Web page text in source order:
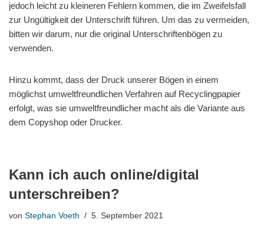
jedoch leicht zu kleineren Fehlern kommen, die im Zweifelsfall
zur Ungültigkeit der Unterschrift führen. Um das zu vermeiden,
bitten wir darum, nur die original Unterschriftenbögen zu
verwenden.
Hinzu kommt, dass der Druck unserer Bögen in einem
möglichst umweltfreundlichen Verfahren auf Recyclingpapier
erfolgt, was sie umweltfreundlicher macht als die Variante aus
dem Copyshop oder Drucker.
Kann ich auch online/digital
unterschreiben?
von Stephan Voeth 5. September 2021